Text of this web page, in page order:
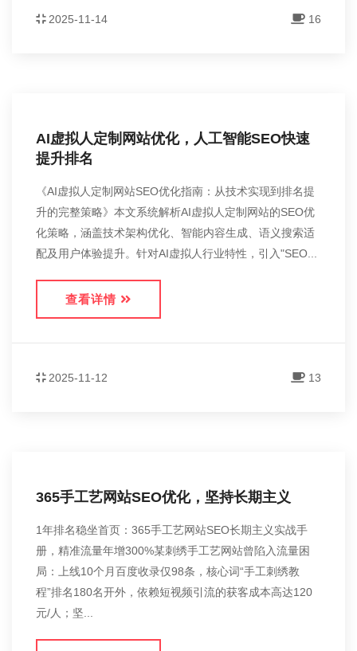
2025-11-14 16
AI虚拟人定制网站优化，人工智能SEO快速
提升排名
《AI虚拟人定制网站SEO优化指南：从技术实现到排名提
升的完整策略》本文系统解析AI虚拟人定制网站的SEO优
化策略，涵盖技术架构优化、智能内容生成、语义搜索适
配及用户体验提升。针对AI虚拟人行业特性，引入"SEO...
查看详情
2025-11-12 13
365手工艺网站SEO优化，坚持长期主义
1年排名稳坐首页：365手工艺网站SEO长期主义实战手
册，精准流量年增300%某刺绣手工艺网站曾陷入流量困
局：上线10个月百度收录仅98条，核心词“手工刺绣教
程”排名180名开外，依赖短视频引流的获客成本高达120
元/人；坚...